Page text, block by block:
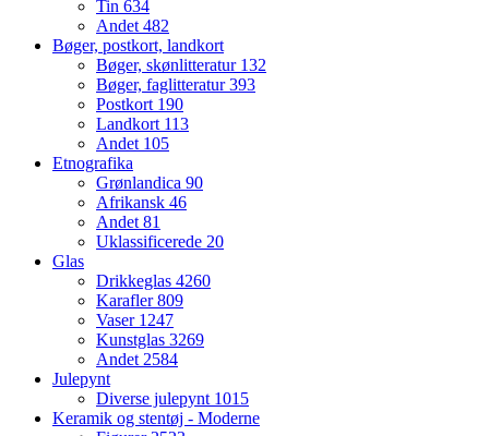
Tin 634
Andet482
Bøger, postkort, landkort
Bøger, skønlitteratur 132
Bøger, faglitteratur393
Postkort 190
Landkort 113
Andet 105
Etnografika
Grønlandica 90
Afrikansk 46
Andet81
Uklassificerede 20
Glas
Drikkeglas 4260
Karafler809
Vaser 1247
Kunstglas 3269
Andet2584
Julepynt
Diverse julepynt 1015
Keramik og stentøj - Moderne